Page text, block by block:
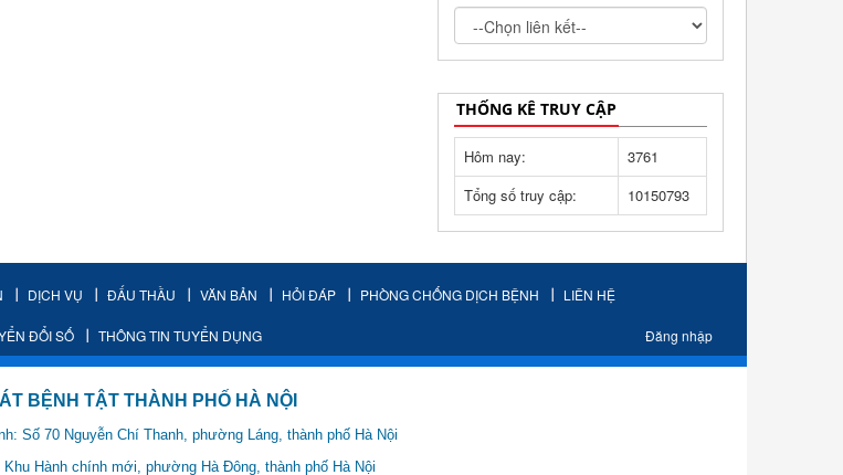
THỐNG KÊ TRUY CẬP
Hôm nay:
3761
Tổng số truy cập:
10150793
DỊCH VỤ ĐẤU THẦU VĂN BẢN HỎI ĐÁP PHÒNG CHỐNG DỊCH BỆNH LIÊN HỆ
ĐỔI SỐ THÔNG TIN TUYỂN DỤNG Đăng nhập
TẬT THÀNH PHỐ HÀ NỘI
Số 70 Nguyễn Chí Thanh, phường Láng, thành phố Hà Nội
phường Hà Đông, thành phố Hà Nội